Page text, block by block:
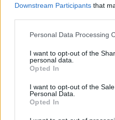
Downstream Participants that
Personal Data Processing
I want to opt-out of the
personal data.
Opted In
I want to opt-out of the
Personal Data.
Opted In
elmaradt. A
évente milliárdok
nem tesznek
Az szja-bevalláshoz tartozó
perc alatt kitölthető, ezt
illetve egészségpénztári
magánszemélyek – hívja fel a